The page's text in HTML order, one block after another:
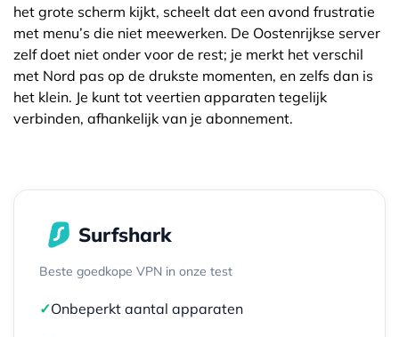
het grote scherm kijkt, scheelt dat een avond frustratie
met menu’s die niet meewerken. De Oostenrijkse server
zelf doet niet onder voor de rest; je merkt het verschil
met Nord pas op de drukste momenten, en zelfs dan is
het klein. Je kunt tot veertien apparaten tegelijk
verbinden, afhankelijk van je abonnement.
Surfshark
Beste goedkope VPN in onze test
✓Onbeperkt aantal apparaten